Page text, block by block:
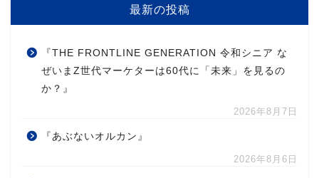
最新の投稿
『THE FRONTLINE GENERATION 令和シニア な
ぜいまZ世代マーケターは60代に「未来」を見るの
か？』
2026年8月7日
『あぶないオルカン』
2026年8月6日